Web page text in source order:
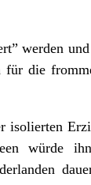
werden
die
isolierten
würde